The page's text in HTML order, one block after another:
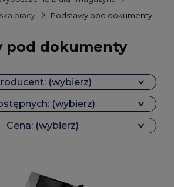
pracy
Podstawy pod dokumenty
pod dokumenty
(wybierz)
(wybierz)
Cena: (wybierz)